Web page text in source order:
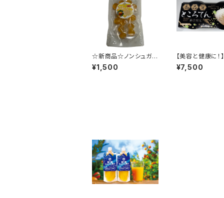
☆新商品☆ノンシュガ
ーキャンディ（４種類）
【たんかん・有機桑茶・玄
¥1,500
【美容と健康に！
品・質 ところて
産テングサ100%
¥7,500